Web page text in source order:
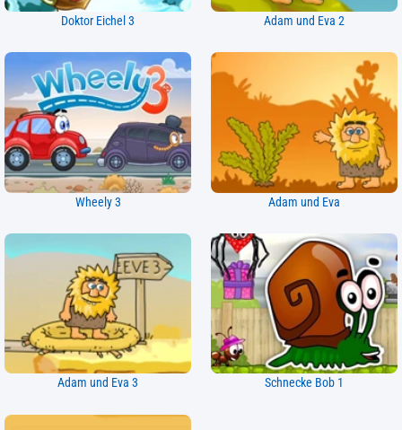
Doktor Eichel 3 Adam und Eva 2
Wheely 3 Adam und Eva
Adam und Eva 3 Schnecke Bob 1